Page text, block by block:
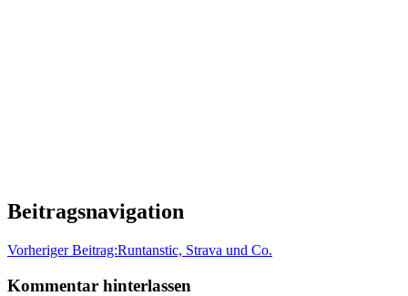
Beitragsnavigation
Vorheriger Beitrag:Runtanstic, Strava und Co.
Kommentar hinterlassen